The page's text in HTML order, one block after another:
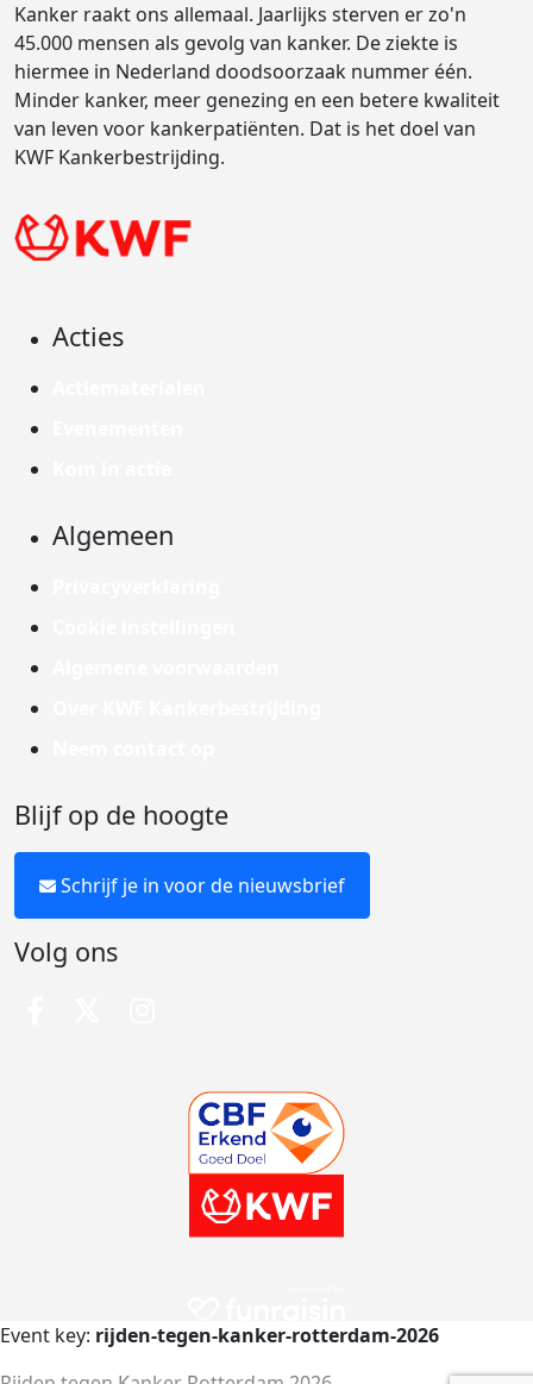
Kanker raakt ons allemaal. Jaarlijks sterven er zo'n
45.000 mensen als gevolg van kanker. De ziekte is
hiermee in Nederland doodsoorzaak nummer één.
Minder kanker, meer genezing en een betere kwaliteit
van leven voor kankerpatiënten. Dat is het doel van
KWF Kankerbestrijding.
Acties
Algemeen
Blijf op de hoogte
Schrijf je in voor de nieuwsbrief
Volg ons
Event key: rijden-tegen-kanker-rotterdam-2026